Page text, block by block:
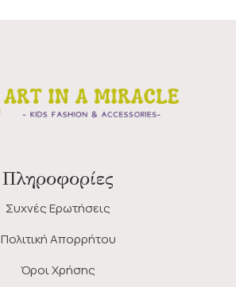
Πληροφορίες
Συχνές Ερωτήσεις
Πολιτική Απορρήτου
Όροι Χρήσης